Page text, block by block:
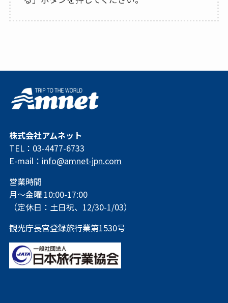
株式会社アムネット
TEL：03-4477-6733
E-mail： info@amnet-jpn.com
営業時間
月～金曜 10:00-17:00
（定休日：土日祝、12/30-1/03）
観光庁長官登録旅行業第1530号